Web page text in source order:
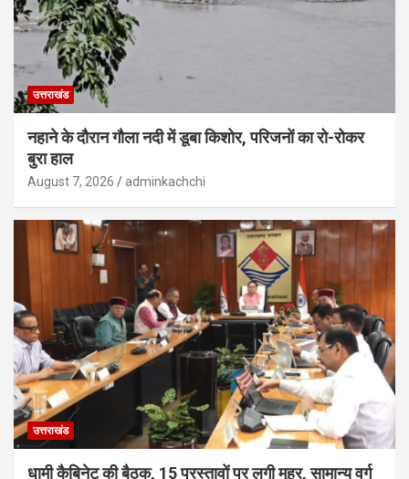
उत्तराखंड
नहाने के दौरान गौला नदी में डूबा किशोर, परिजनों का रो-रोकर
बुरा हाल
August 7, 2026 adminkachchi
उत्तराखंड
धामी कैबिनेट की बैठक, 15 प्रस्तावों पर लगी मुहर, सामान्य वर्ग